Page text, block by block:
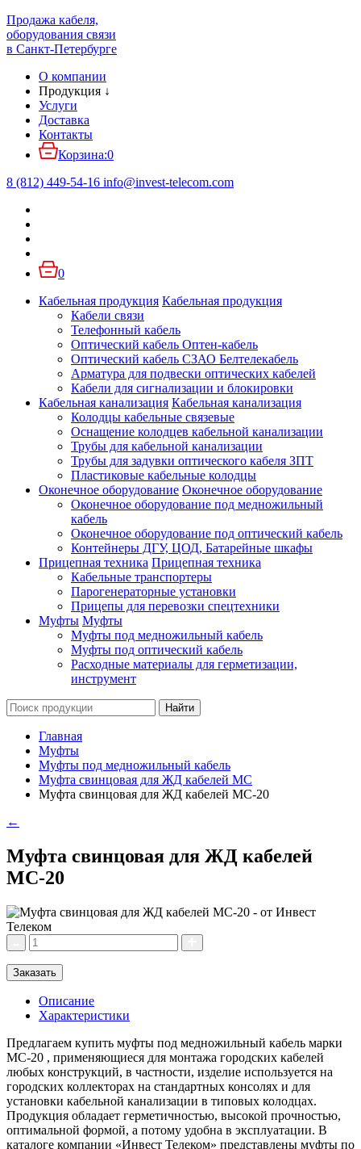
Продажа кабеля,
оборудования связи
в Санкт-Петербурге
О компании
Продукция ↓
Услуги
Доставка
Контакты
Корзина:0
8 (812) 449-54-16 info@invest-telecom.com
0
Кабельная продукция Кабельная продукция
Кабели связи
Телефонный кабель
Оптический кабель Оптен-кабель
Оптический кабель СЗАО Белтелекабель
Арматура для подвески оптических кабелей
Кабели для сигнализации и блокировки
Кабельная канализация Кабельная канализация
Колодцы кабельные связевые
Оснащение колодцев кабельной канализации
Трубы для кабельной канализации
Трубы для задувки оптического кабеля ЗПТ
Пластиковые кабельные колодцы
Оконечное оборудование Оконечное оборудование
Оконечное оборудование под медножильный
кабель
Оконечное оборудование под оптический кабель
Контейнеры ДГУ, ЦОД, Батарейные шкафы
Прицепная техника Прицепная техника
Кабельные транспортеры
Парогенераторные установки
Прицепы для перевозки спецтехники
Муфты Муфты
Муфты под медножильный кабель
Муфты под оптический кабель
Расходные материалы для герметизации,
инструмент
Главная
Муфты
Муфты под медножильный кабель
Муфта свинцовая для ЖД кабелей МС
Муфта свинцовая для ЖД кабелей МС-20
←
Муфта свинцовая для ЖД кабелей
МС-20
Заказать
Описание
Характеристики
Предлагаем купить муфты под медножильный кабель марки
МС-20 , применяющиеся для монтажа городских кабелей
любых конструкций, в частности, изделие используется на
городских коллекторах на стандартных консолях и для
установки кабельной канализации в типовых колодцах.
Продукция обладает герметичностью, высокой прочностью,
оптимальной формой, а потому удобна в эксплуатации. В
каталоге компании «Инвест Телеком» представлены муфты по